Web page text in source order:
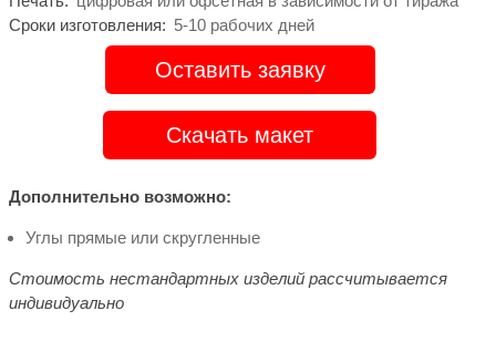
Сроки изготовления: 5-10 рабочих дней
Оставить заявку
Скачать макет
Дополнительно возможно:
Углы прямые или скругленные
Стоимость нестандартных изделий рассчитывается
индивидуально